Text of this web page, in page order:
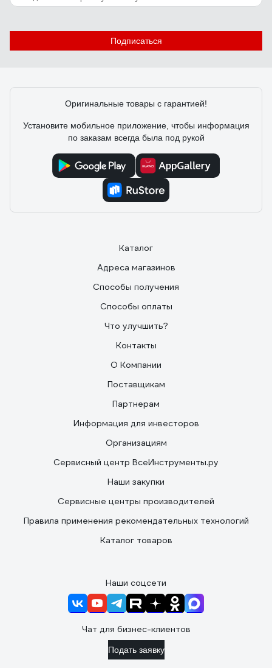
Подписаться
Оригинальные товары с гарантией!
Установите мобильное приложение, чтобы информация
по заказам всегда была под рукой
Каталог
Адреса магазинов
Способы получения
Способы оплаты
Что улучшить?
Контакты
О Компании
Поставщикам
Партнерам
Информация для инвесторов
Организациям
Сервисный центр ВсеИнструменты.ру
Наши закупки
Сервисные центры производителей
Правила применения рекомендательных технологий
Каталог товаров
Наши соцсети
Чат для бизнес-клиентов
Подать заявку